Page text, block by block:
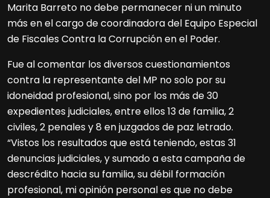
Marita Barreto no debe permanecer ni un minuto
más en el cargo de coordinadora del Equipo Especial
de Fiscales Contra la Corrupción en el Poder.
Fue al comentar los diversos cuestionamientos
contra la representante del MP no solo por su
idoneidad profesional, sino por los más de 30
expedientes judiciales, entre ellos 13 de familia, 2
civiles, 2 penales y 8 en juzgados de paz letrado.
“Vistos los resultados que está teniendo, estas 31
denuncias judiciales, y sumado a esta campaña de
descrédito hacia su familia, su débil formación
profesional, mi opinión personal es que no debe